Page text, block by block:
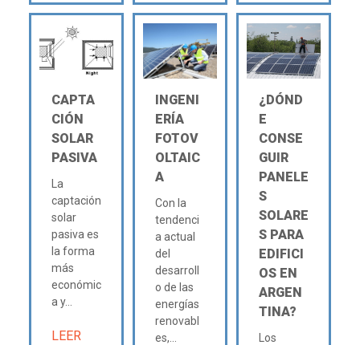
CAPTA
CIÓN
SOLAR
PASIVA
La
captación
solar
pasiva es
la forma
más
económic
a y...
LEER
INGENI
ERÍA
FOTOV
OLTAIC
A
Con la
tendenci
a actual
del
desarroll
o de las
energías
renovabl
es,...
¿DÓND
E
CONSE
GUIR
PANELE
S
SOLARE
S PARA
EDIFICI
OS EN
ARGEN
TINA?
Los